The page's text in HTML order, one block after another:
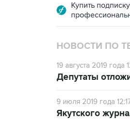
Купить
НОВОСТИ ПО
19 августа 2019 года
Депутаты
9 июля 2019 года
Якутского